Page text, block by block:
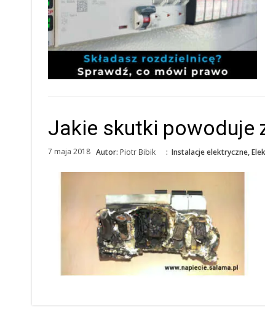
Jakie skutki powoduje
Autor: Piotr Bibik
7 maja 2018 : Instalacje elektryczne,